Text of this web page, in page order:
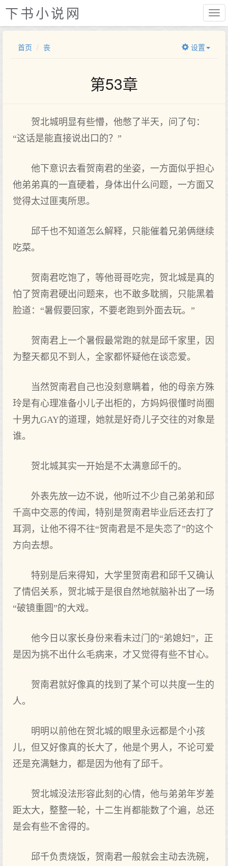
下书小说网
首页 丧 设置
第53章
贺北城明显有些懵，他憋了半天，问了句：
“这话是能直接说出口的？”
他下意识去看贺南君的坐姿，一方面似乎担心
他弟弟真的一直硬着，身体出什么问题，一方面又
觉得太过匪夷所思。
邱千也不知道怎么解释，只能催着兄弟俩继续
吃菜。
贺南君吃饱了，等他哥哥吃完，贺北城是真的
怕了贺南君硬出问题来，也不敢多耽搁，只能黑着
脸道：“暑假要回家，不要老跑到外面去玩。”
贺南君上一个暑假最常跑的就是邱千家里，因
为整天都见不到人，全家都怀疑他在谈恋爱。
当然贺南君自己也没刻意瞒着，他的母亲方殊
玲是有心理准备小儿子出柜的，方妈妈很懂时尚圈
十男九GAY的道理，她就是好奇儿子交往的对象是
谁。
贺北城其实一开始是不太满意邱千的。
外表先放一边不说，他听过不少自己弟弟和邱
千高中交恶的传闻，特别是贺南君毕业后还去打了
耳洞，让他不得不往“贺南君是不是失恋了”的这个
方向去想。
特别是后来得知，大学里贺南君和邱千又确认
了情侣关系，贺北城于是很自然地就脑补出了一场
“破镜重圆”的大戏。
他今日以家长身份来看未过门的“弟媳妇”，正
是因为挑不出什么毛病来，才又觉得有些不甘心。
贺南君就好像真的找到了某个可以共度一生的
人。
明明以前他在贺北城的眼里永远都是个小孩
儿，但又好像真的长大了，他是个男人，不论可爱
还是充满魅力，都是因为他有了邱千。
贺北城没法形容此刻的心情，他与弟弟年岁差
距太大，整整一轮，十二生肖都能数了个遍，总还
是会有些不舍得的。
邱千负责烧饭，贺南君一般就会主动去洗碗，